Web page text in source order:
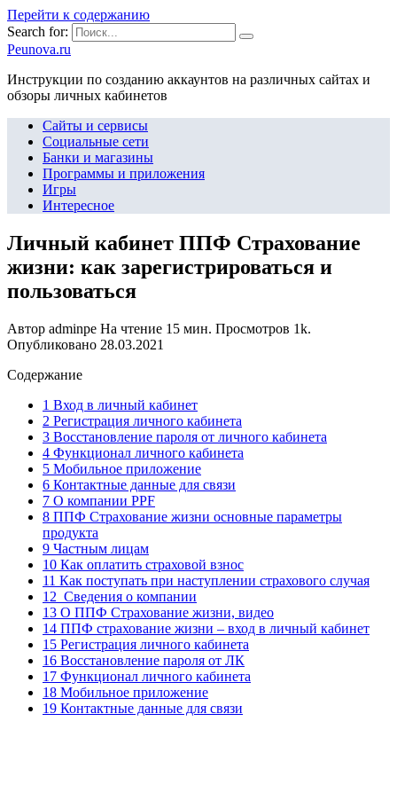
Перейти к содержанию
Search for:
Peunova.ru
Инструкции по созданию аккаунтов на различных сайтах и
обзоры личных кабинетов
Сайты и сервисы
Социальные сети
Банки и магазины
Программы и приложения
Игры
Интересное
Личный кабинет ППФ Страхование
жизни: как зарегистрироваться и
пользоваться
Автор adminpe На чтение 15 мин. Просмотров 1k.
Опубликовано 28.03.2021
Содержание
1 Вход в личный кабинет
2 Регистрация личного кабинета
3 Восстановление пароля от личного кабинета
4 Функционал личного кабинета
5 Мобильное приложение
6 Контактные данные для связи
7 О компании PPF
8 ППФ Страхование жизни основные параметры
продукта
9 Частным лицам
10 Как оплатить страховой взнос
11 Как поступать при наступлении страхового случая
12 Сведения о компании
13 О ППФ Страхование жизни, видео
14 ППФ страхование жизни – вход в личный кабинет
15 Регистрация личного кабинета
16 Восстановление пароля от ЛК
17 Функционал личного кабинета
18 Мобильное приложение
19 Контактные данные для связи